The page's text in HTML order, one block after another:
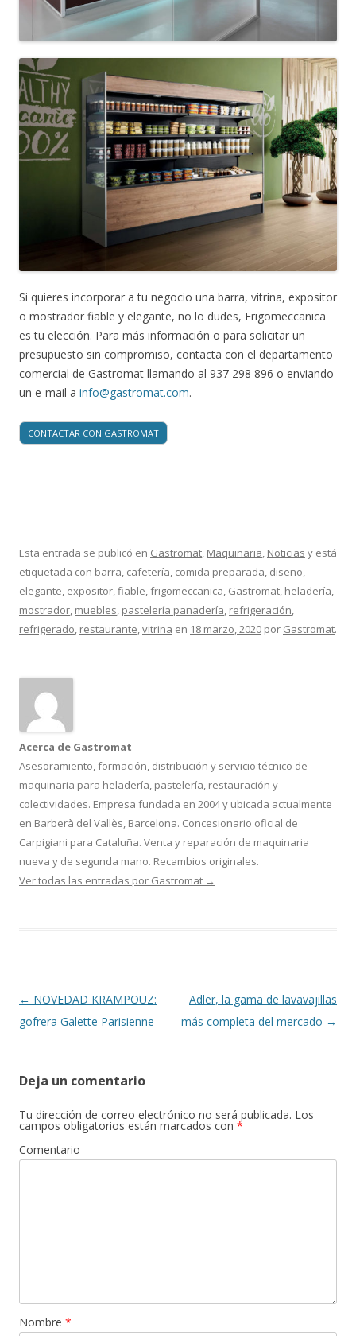
Si quieres incorporar a tu negocio una barra, vitrina, expositor
o mostrador fiable y elegante, no lo dudes, Frigomeccanica
es tu elección. Para más información o para solicitar un
presupuesto sin compromiso, contacta con el departamento
comercial de Gastromat llamando al 937 298 896 o enviando
un e-mail a info@gastromat.com.
CONTACTAR CON GASTROMAT
Esta entrada se publicó en Gastromat, Maquinaria, Noticias y está
etiquetada con barra, cafetería, comida preparada, diseño,
elegante, expositor,fiable,frigomeccanica, Gastromat, heladería,
mostrador, muebles, pastelería panadería, refrigeración,
refrigerado, restaurante,vitrina en 18 marzo, 2020 por Gastromat.
Acerca de Gastromat
Asesoramiento, formación, distribución y servicio técnico de
maquinaria para heladería, pastelería, restauración y
colectividades. Empresa fundada en 2004 y ubicada actualmente
en Barberà del Vallès, Barcelona. Concesionario oficial de
Carpigiani para Cataluña. Venta y reparación de maquinaria
nueva y de segunda mano. Recambios originales.
Ver todas las entradas por Gastromat →
Navegación
de
← NOVEDAD KRAMPOUZ:
gofrera Galette Parisienne
Adler, la gama de lavavajillas
más completa del mercado →
Deja un comentario
Tu dirección de correo electrónico no será publicada. Los
campos obligatorios están marcados con *
Comentario
Nombre *